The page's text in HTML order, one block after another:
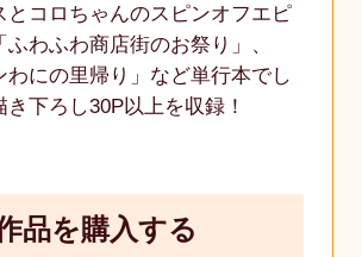
とコロちゃんのスピンオフエピ
ふわふわ商店街のお祭り」、
わにの里帰り」など単行本でし
下ろし30P以上を収録！
品を購入する